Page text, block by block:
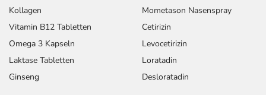
Kollagen
Vitamin B12 Tabletten
Omega 3 Kapseln
Laktase Tabletten
Ginseng
Mometason Nasenspray
Cetirizin
Levocetirizin
Loratadin
Desloratadin